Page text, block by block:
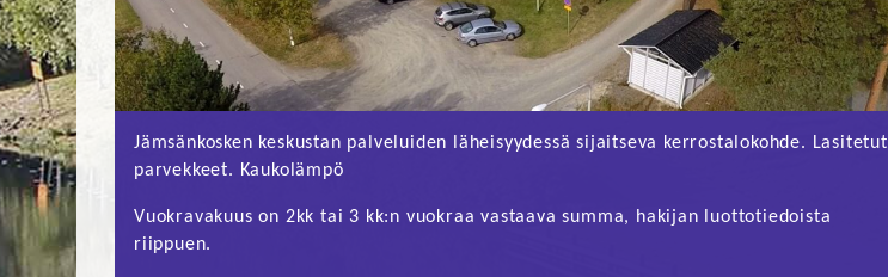
Jämsänkosken keskustan palveluiden läheisyydessä sijaitseva kerrostalokohde. Lasitetut
parvekkeet. Kaukolämpö
Vuokravakuus on 2kk tai 3 kk:n vuokraa vastaava summa, hakijan luottotiedoista
riippuen.